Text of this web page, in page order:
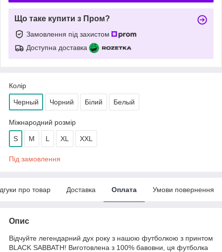
Що таке купити з Пром?
Замовлення під захистом
Доступна доставка
Колір
Черный Чорний Білий Белый
Міжнародний розмір
S M L XL XXL
Під замовлення
про товар Доставка Оплата Умови повернення
Опис
Відчуйте легендарний дух року з нашою футболкою з принтом
BLACK SABBATH! Виготовлена з 100% бавовни, ця футболка